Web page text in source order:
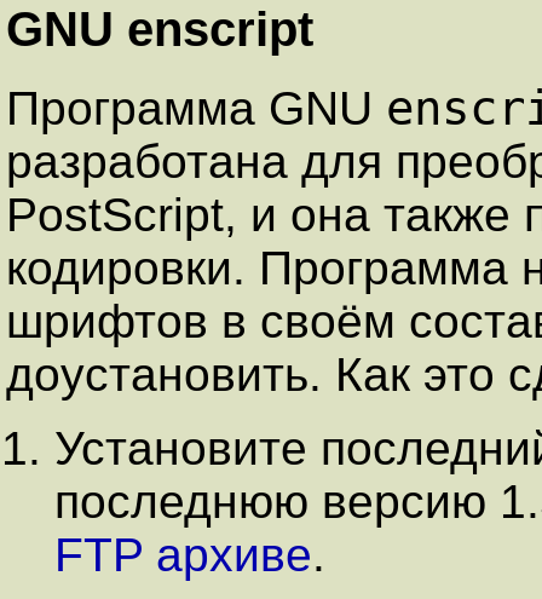
GNU enscript
Программа GNU
разработана для
PostScript, и она также
кодировки. Программа
шрифтов в своём
доустановить. Как это
Установите
последнюю версию
FTP архиве.